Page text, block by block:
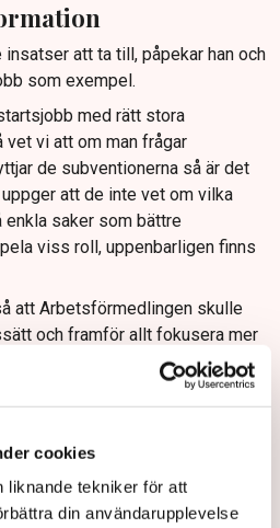
cookies
liknande tekniker för att
din användarupplevelse
att ta till, påpekar han och
som exempel.
med rätt stora
vet vi att om man frågar
de subventionerna så är det
att de inte vet om vilka
enkla saker som bättre
viss roll, uppenbarligen finns
att Arbetsförmedlingen skulle
och framför allt fokusera mer
blivit ett ämbetsverk
är inte så konstigt att man har
om man inte har tillräckligt bra